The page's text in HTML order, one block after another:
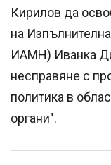
Кирилов да
на
ИАМН) Иванка
несправяне с
политика в
органи".